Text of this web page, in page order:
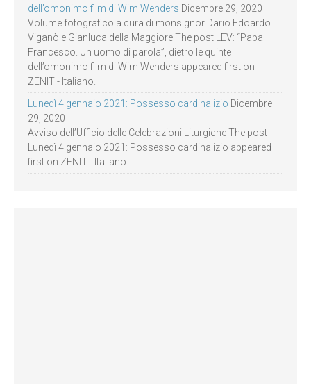
dell’omonimo film di Wim Wenders Dicembre 29, 2020
Volume fotografico a cura di monsignor Dario Edoardo
Viganò e Gianluca della Maggiore The post LEV: “Papa
Francesco. Un uomo di parola”, dietro le quinte
dell’omonimo film di Wim Wenders appeared first on
ZENIT - Italiano.
Lunedì 4 gennaio 2021: Possesso cardinalizio Dicembre
29, 2020
Avviso dell’Ufficio delle Celebrazioni Liturgiche The post
Lunedì 4 gennaio 2021: Possesso cardinalizio appeared
first on ZENIT - Italiano.